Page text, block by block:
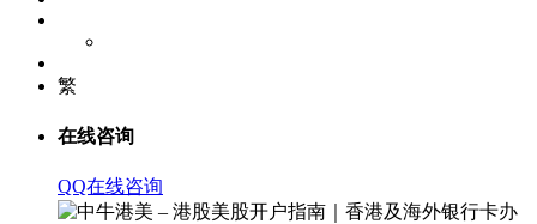
繁
在线咨询
QQ在线咨询